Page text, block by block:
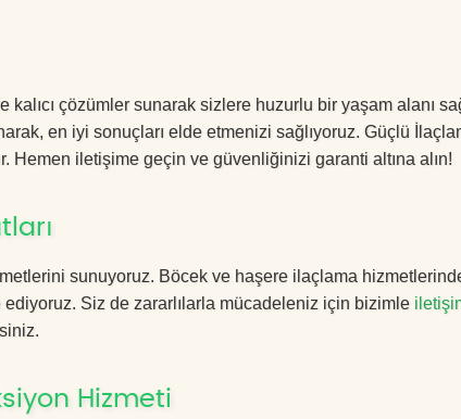
çözümler sunarak sizlere huzurlu bir yaşam alanı
en iyi sonuçları elde etmenizi sağlıyoruz. Güçlü
Hemen iletişime geçin ve güvenliğinizi garanti altına alın!
sunuyoruz. Böcek ve haşere ilaçlama
Siz de zararlılarla mücadeleniz için bizimle
Hizmeti